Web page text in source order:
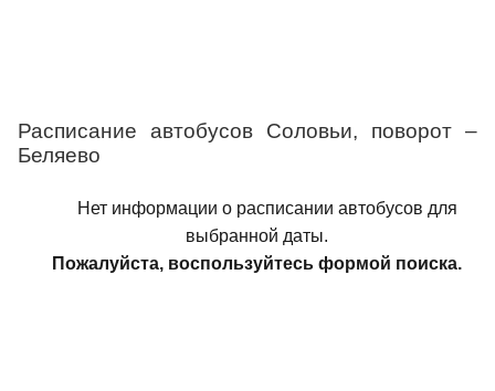
Расписание автобусов Соловьи, поворот –
Беляево
Нет информации о расписании автобусов для
выбранной даты.
Пожалуйста, воспользуйтесь формой поиска.